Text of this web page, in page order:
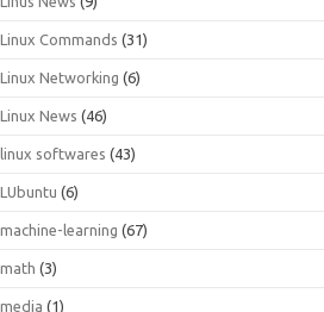
Linux Commands (31)
Linux Networking (6)
Linux News (46)
linux softwares (43)
LUbuntu (6)
machine-learning (67)
math (3)
media (1)